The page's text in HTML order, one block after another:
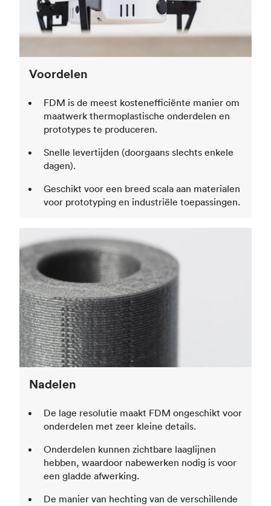
Voordelen
FDM is de meest kostenefficiënte manier om
maatwerk thermoplastische onderdelen en
prototypes te produceren.
Snelle levertijden (doorgaans slechts enkele
dagen).
Geschikt voor een breed scala aan materialen
voor prototyping en industriële toepassingen.
Nadelen
De lage resolutie maakt FDM ongeschikt voor
onderdelen met zeer kleine details.
Onderdelen kunnen zichtbare laaglijnen
hebben, waardoor nabewerken nodig is voor
een gladde afwerking.
De manier van hechting van de verschillende